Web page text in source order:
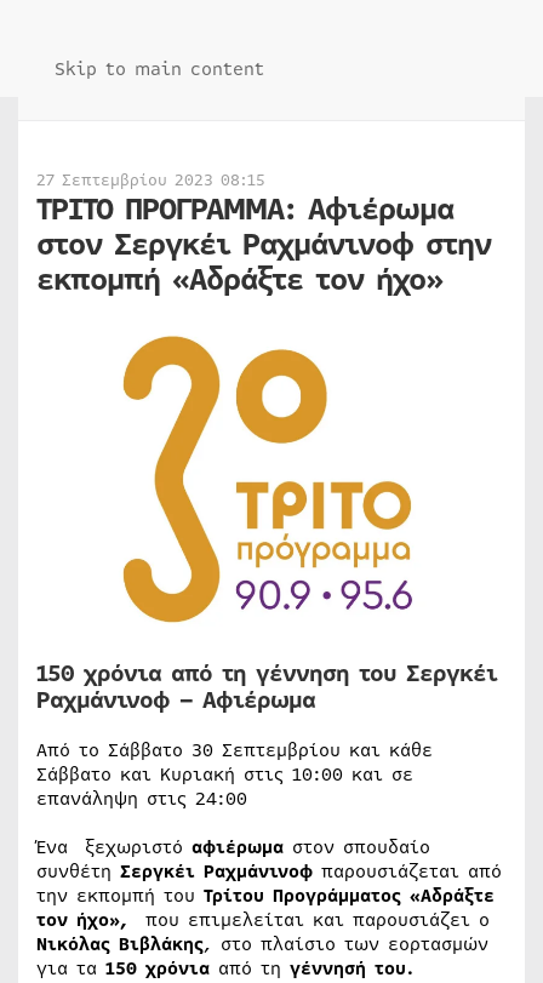
Skip to main content
27 Σεπτεμβρίου 2023 08:15
ΤΡΙΤΟ ΠΡΟΓΡΑΜΜΑ: Αφιέρωμα
στον Σεργκέι Ραχμάνινοφ στην
εκπομπή «Αδράξτε τον ήχο»
150 χρόνια από τη γέννηση του Σεργκέι
Ραχμάνινοφ – Αφιέρωμα
Από το Σάββατο 30 Σεπτεμβρίου και κάθε
Σάββατο και Κυριακή στις 10:00 και σε
επανάληψη στις 24:00
Ένα ξεχωριστό αφιέρωμα στον σπουδαίο
συνθέτη Σεργκέι Ραχμάνινοφ παρουσιάζεται από
την εκπομπή του Τρίτου Προγράμματος «Αδράξτε
τον ήχο», που επιμελείται και παρουσιάζει ο
Νικόλας Βιβλάκης, στο πλαίσιο των εορτασμών
για τα 150 χρόνια από τη γέννησή του.